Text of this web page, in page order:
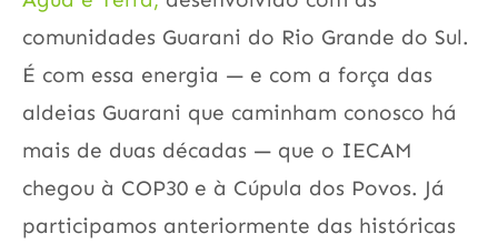
comunidades Guarani do Rio Grande do Sul.
É com essa energia — e com a força das
aldeias Guarani que caminham conosco há
mais de duas décadas — que o IECAM
chegou à COP30 e à Cúpula dos Povos. Já
participamos anteriormente das históricas